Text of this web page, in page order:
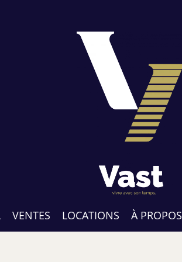
VENTES LOCATIONS À PROPOS